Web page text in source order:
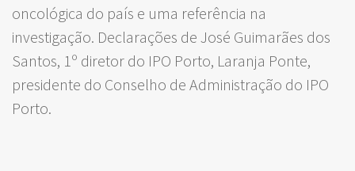
oncológica do país e uma referência na
investigação. Declarações de José Guimarães dos
Santos, 1º diretor do IPO Porto, Laranja Ponte,
presidente do Conselho de Administração do IPO
Porto.